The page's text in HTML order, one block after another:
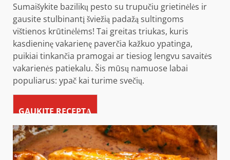
Sumaišykite bazilikų pesto su trupučiu grietinėlės ir
gausite stulbinantį šviežią padažą sultingoms
vištienos krūtinėlėms! Tai greitas triukas, kuris
kasdieninę vakarienę paverčia kažkuo ypatinga,
puikiai tinkančia pramogai ar tiesiog lengvu savaitės
vakarienės patiekalu. Šis mūsų namuose labai
populiarus: ypač kai turime svečių.
GAUKITE RECEPTĄ